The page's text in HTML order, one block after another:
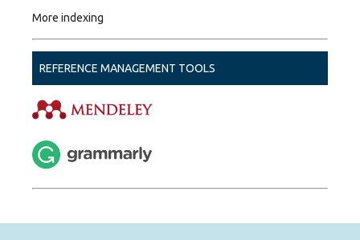
More indexing
REFERENCE MANAGEMENT TOOLS